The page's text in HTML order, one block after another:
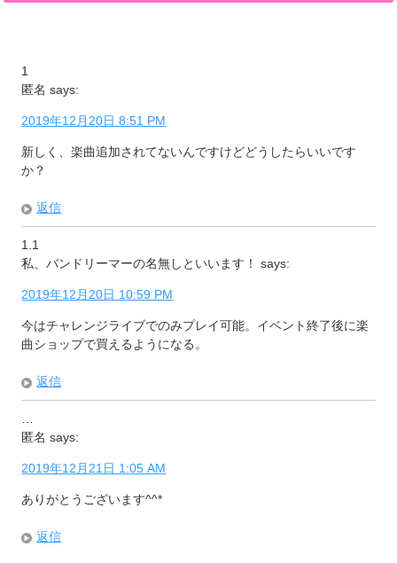
1
匿名 says:
2019年12月20日 8:51 PM
新しく、楽曲追加されてないんですけどどうしたらいいです
か？
返信
1.1
私、バンドリーマーの名無しといいます！
says:
2019年12月20日 10:59 PM
今はチャレンジライブでのみプレイ可能。イベント終了後に楽
曲ショップで買えるようになる。
返信
…
匿名 says:
2019年12月21日 1:05 AM
ありがとうございます^^*
返信